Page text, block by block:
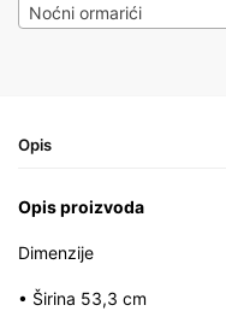
Noćni ormarići
Opis
Opis proizvoda
Dimenzije
• Širina 53,3 cm